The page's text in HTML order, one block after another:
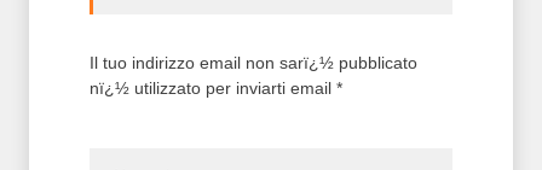
Il tuo indirizzo email non sarï¿½ pubblicato
nï¿½ utilizzato per inviarti email *